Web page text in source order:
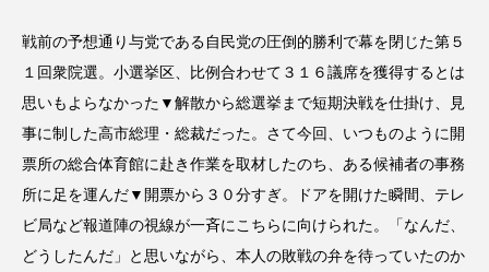
戦前の予想通り与党である自民党の圧倒的勝利で幕を閉じた第５
１回衆院選。小選挙区、比例合わせて３１６議席を獲得するとは
思いもよらなかった▼解散から総選挙まで短期決戦を仕掛け、見
事に制した高市総理・総裁だった。さて今回、いつものように開
票所の総合体育館に赴き作業を取材したのち、ある候補者の事務
所に足を運んだ▼開票から３０分すぎ。ドアを開けた瞬間、テレ
ビ局など報道陣の視線が一斉にこちらに向けられた。「なんだ、
どうしたんだ」と思いながら、本人の敗戦の弁を待っていたのか